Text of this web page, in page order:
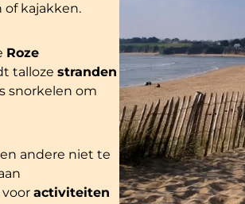
of kajakken.
Roze
talloze stranden
snorkelen om
andere niet te
activiteiten